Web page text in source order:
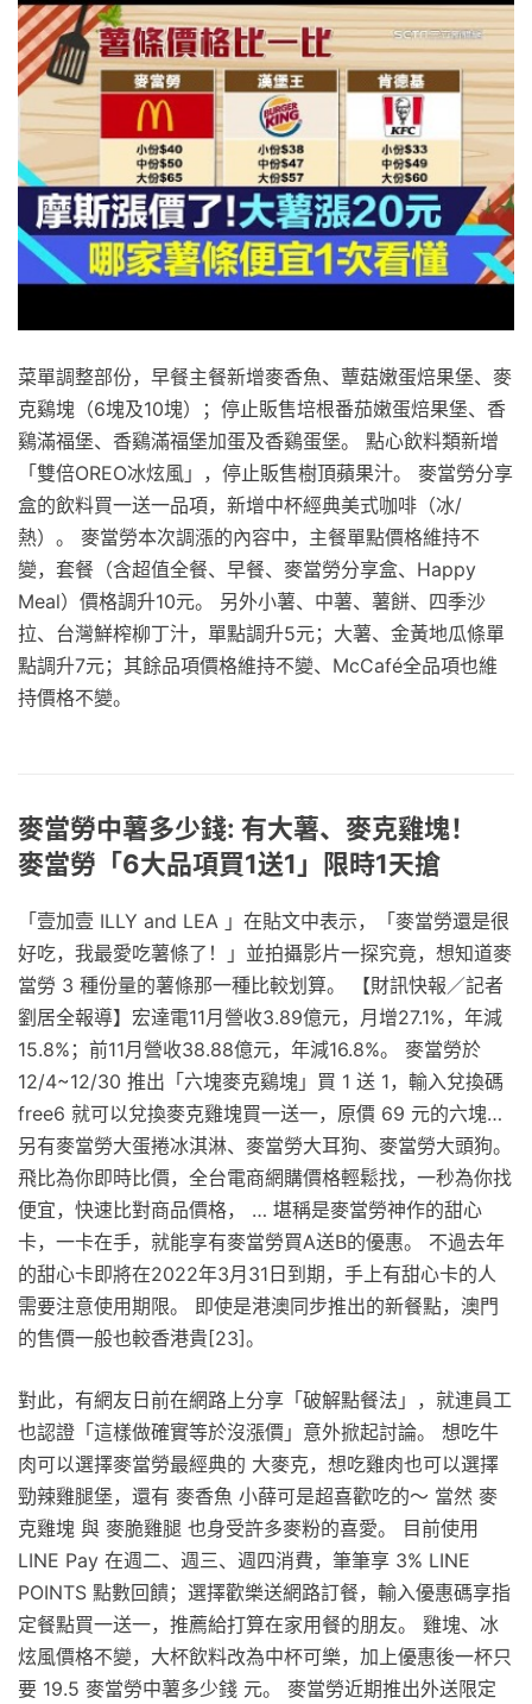
菜單調整部份，早餐主餐新增麥香魚、蕈菇嫩蛋焙果堡、麥
克鷄塊（6塊及10塊）；停止販售培根番茄嫩蛋焙果堡、香
鷄滿福堡、香鷄滿福堡加蛋及香鷄蛋堡。 點心飲料類新增
「雙倍OREO冰炫風」，停止販售樹頂蘋果汁。 麥當勞分享
盒的飲料買一送一品項，新增中杯經典美式咖啡（冰/
熱）。 麥當勞本次調漲的內容中，主餐單點價格維持不
變，套餐（含超值全餐、早餐、麥當勞分享盒、Happy
Meal）價格調升10元。 另外小薯、中薯、薯餅、四季沙
拉、台灣鮮榨柳丁汁，單點調升5元；大薯、金黃地瓜條單
點調升7元；其餘品項價格維持不變、McCafé全品項也維
持價格不變。
麥當勞中薯多少錢: 有大薯、麥克雞塊！
麥當勞「6大品項買1送1」限時1天搶
「壹加壹 ILLY and LEA 」在貼文中表示，「麥當勞還是很
好吃，我最愛吃薯條了！」並拍攝影片一探究竟，想知道麥
當勞 3 種份量的薯條那一種比較划算。 【財訊快報／記者
劉居全報導】宏達電11月營收3.89億元，月增27.1%，年減
15.8%；前11月營收38.88億元，年減16.8%。 麥當勞於
12/4~12/30 推出「六塊麥克鷄塊」買 1 送 1，輸入兌換碼
free6 就可以兌換麥克雞塊買一送一，原價 69 元的六塊…
另有麥當勞大蛋捲冰淇淋、麥當勞大耳狗、麥當勞大頭狗。
飛比為你即時比價，全台電商網購價格輕鬆找，一秒為你找
便宜，快速比對商品價格， … 堪稱是麥當勞神作的甜心
卡，一卡在手，就能享有麥當勞買A送B的優惠。 不過去年
的甜心卡即將在2022年3月31日到期，手上有甜心卡的人
需要注意使用期限。 即使是港澳同步推出的新餐點，澳門
的售價一般也較香港貴[23]。
對此，有網友日前在網路上分享「破解點餐法」，就連員工
也認證「這樣做確實等於沒漲價」意外掀起討論。 想吃牛
肉可以選擇麥當勞最經典的 大麥克，想吃雞肉也可以選擇
勁辣雞腿堡，還有 麥香魚 小薛可是超喜歡吃的～ 當然 麥
克雞塊 與 麥脆雞腿 也身受許多麥粉的喜愛。 目前使用
LINE Pay 在週二、週三、週四消費，筆筆享 3% LINE
POINTS 點數回饋；選擇歡樂送網路訂餐，輸入優惠碼享指
定餐點買一送一，推薦給打算在家用餐的朋友。 雞塊、冰
炫風價格不變，大杯飲料改為中杯可樂，加上優惠後一杯只
要 19.5 麥當勞中薯多少錢 元。 麥當勞近期推出外送限定